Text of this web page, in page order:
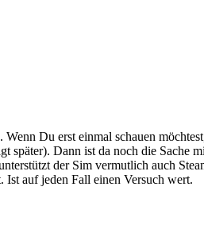
Du erst einmal schauen
später). Dann ist da noch die
der Sim vermutlich auch
Ist auf jeden Fall einen Versuch wert.